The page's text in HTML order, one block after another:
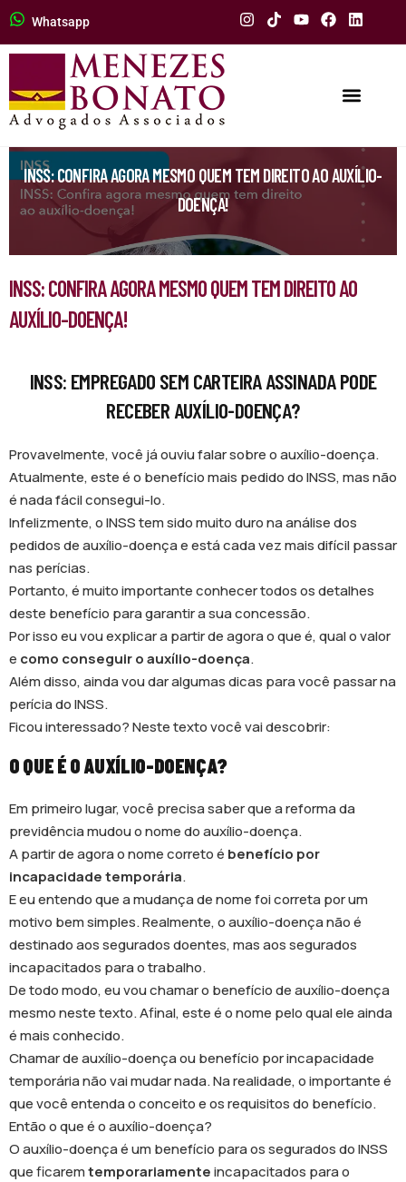
Whatsapp
INSS: CONFIRA AGORA MESMO QUEM TEM DIREITO AO AUXÍLIO-
DOENÇA!
INSS: CONFIRA AGORA MESMO QUEM TEM DIREITO AO
AUXÍLIO-DOENÇA!
INSS: EMPREGADO SEM CARTEIRA ASSINADA PODE
RECEBER AUXÍLIO-DOENÇA?
Provavelmente, você já ouviu falar sobre o auxílio-doença.
Atualmente, este é o benefício mais pedido do INSS, mas não
é nada fácil consegui-lo.
Infelizmente, o INSS tem sido muito duro na análise dos
pedidos de auxílio-doença e está cada vez mais difícil passar
nas perícias.
Portanto, é muito importante conhecer todos os detalhes
deste benefício para garantir a sua concessão.
Por isso eu vou explicar a partir de agora o que é, qual o valor
e como conseguir o auxílio-doença.
Além disso, ainda vou dar algumas dicas para você passar na
perícia do INSS.
Ficou interessado? Neste texto você vai descobrir:
O QUE É O AUXÍLIO-DOENÇA?
Em primeiro lugar, você precisa saber que a reforma da
previdência mudou o nome do auxílio-doença.
A partir de agora o nome correto é benefício por
incapacidade temporária.
E eu entendo que a mudança de nome foi correta por um
motivo bem simples. Realmente, o auxílio-doença não é
destinado aos segurados doentes, mas aos segurados
incapacitados para o trabalho.
De todo modo, eu vou chamar o benefício de auxílio-doença
mesmo neste texto. Afinal, este é o nome pelo qual ele ainda
é mais conhecido.
Chamar de auxílio-doença ou benefício por incapacidade
temporária não vai mudar nada. Na realidade, o importante é
que você entenda o conceito e os requisitos do benefício.
Então o que é o auxílio-doença?
O auxílio-doença é um benefício para os segurados do INSS
que ficaremtemporariamenteincapacitados para o